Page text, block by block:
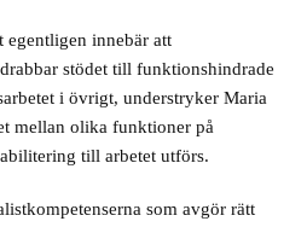
egentligen innebär att
stödet till funktionshindrade
i övrigt, understryker Maria
mellan olika funktioner på
till arbetet utförs.
som avgör rätt